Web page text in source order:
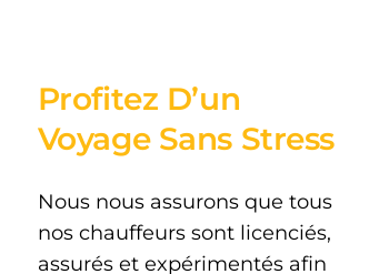
Profitez D’un
Voyage Sans Stress
Nous nous assurons que tous
nos chauffeurs sont licenciés,
assurés et expérimentés afin